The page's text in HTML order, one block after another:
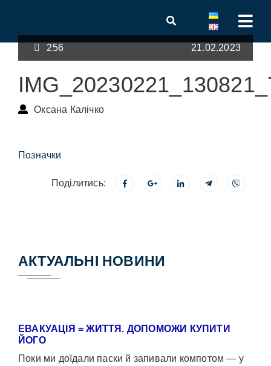
256 21.02.2023
Оксана Калічко
Позначки
Поділитись:
АКТУАЛЬНІ НОВИНИ
ЕВАКУАЦІЯ = ЖИТТЯ. ДОПОМОЖИ КУПИТИ
ЙОГО
Поки ми доїдали паски й запивали компотом — у